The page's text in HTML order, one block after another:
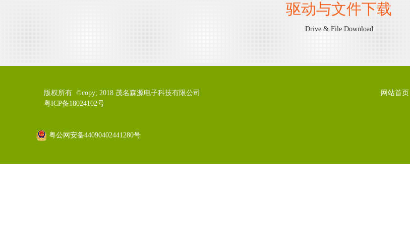
驱动与文件下载
Drive & File Download
版权所有 ©copy; 2018 茂名森源电子科技有限公司
粤ICP备18024102号
网站首页
粤公网安备44090402441280号